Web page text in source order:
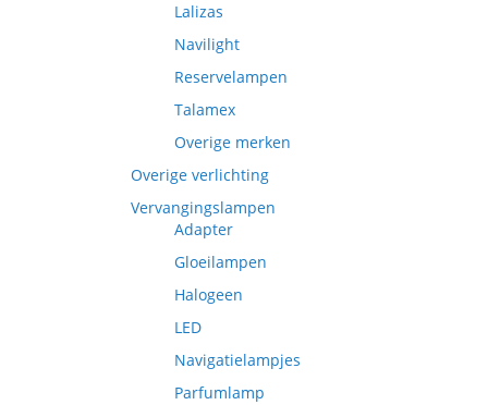
Lalizas
Navilight
Reservelampen
Talamex
Overige merken
Overige verlichting
Vervangingslampen
Adapter
Gloeilampen
Halogeen
LED
Navigatielampjes
Parfumlamp